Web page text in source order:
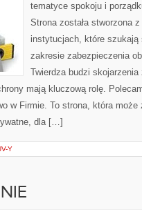
tematyce spokoju i
Strona została stworzona
instytucjach, które szukają
zakresie zabezpieczenia
Twierdza budzi
mają kluczową rolę.
w Firmie. To strona, która może
dla […]
Y